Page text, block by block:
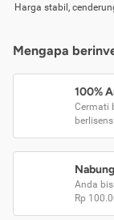
Harga stabil,
Mengapa
100%
Cermati
Anda
Rp